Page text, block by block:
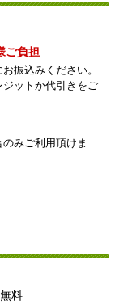
ご負担
振込みください。
ットか代引きをご
みご利用頂けま
料